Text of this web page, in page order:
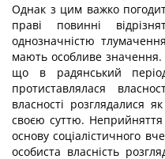
Однак з цим важко
праві повинні
однозначністю
мають особливе значення.
що в радянський
протиставлялася
власності розглядалися
своєю суттю. Неприйняття
основу соціалістичного
особиста власність